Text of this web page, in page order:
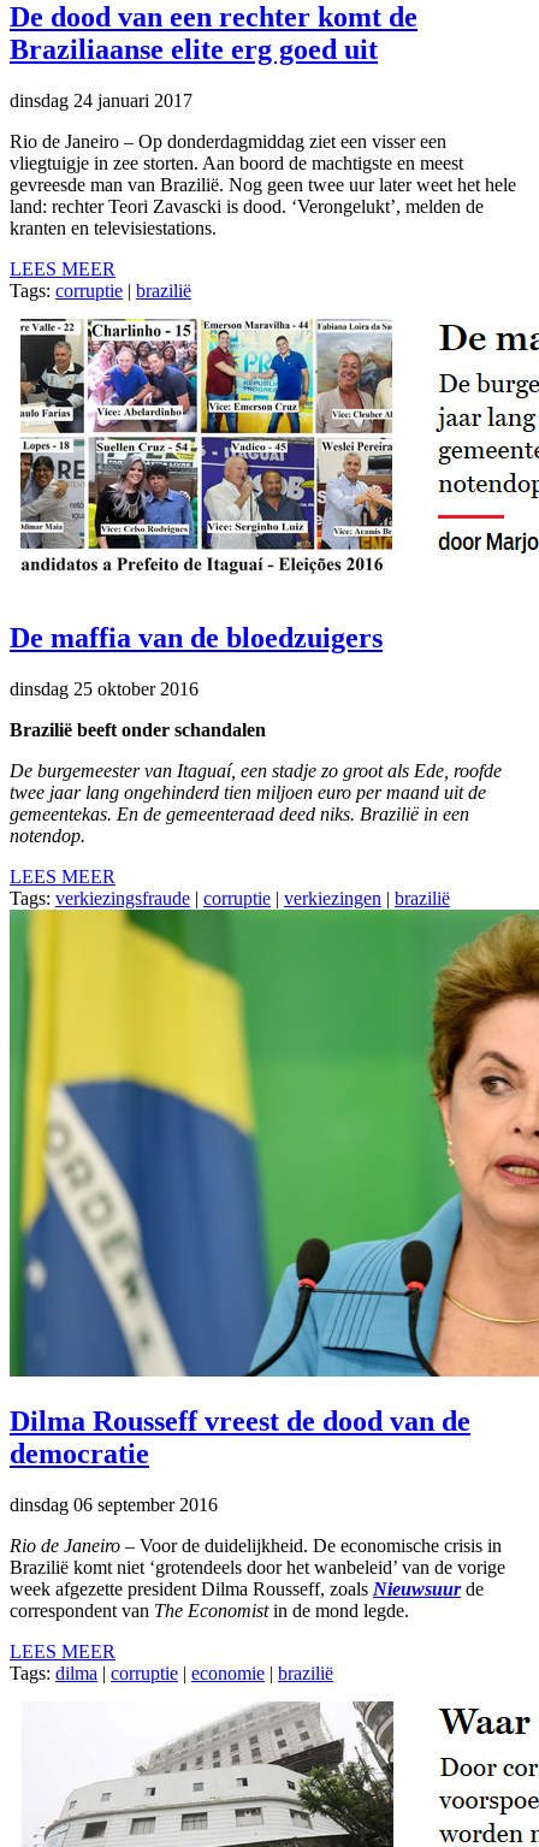
De dood van een rechter komt de
Braziliaanse elite erg goed uit
dinsdag 24 januari 2017
Rio de Janeiro – Op donderdagmiddag ziet een visser een
vliegtuigje in zee storten. Aan boord de machtigste en meest
gevreesde man van Brazilië. Nog geen twee uur later weet het hele
land: rechter Teori Zavascki is dood. ‘Verongelukt’, melden de
kranten en televisiestations.
LEES MEER
Tags: corruptie | brazilië
De maffia van de bloedzuigers
dinsdag 25 oktober 2016
Brazilië beeft onder schandalen
De burgemeester van Itaguaí, een stadje zo groot als Ede, roofde
twee jaar lang ongehinderd tien miljoen euro per maand uit de
gemeentekas. En de gemeenteraad deed niks. Brazilië in een
notendop.
LEES MEER
Tags: verkiezingsfraude | corruptie | verkiezingen | brazilië
Dilma Rousseff vreest de dood van de
democratie
dinsdag 06 september 2016
Rio de Janeiro – Voor de duidelijkheid. De economische crisis in
Brazilië komt niet ‘grotendeels door het wanbeleid’ van de vorige
week afgezette president Dilma Rousseff, zoals Nieuwsuurde
correspondent van The Economistin de mond legde.
LEES MEER
Tags: dilma | corruptie | economie | brazilië